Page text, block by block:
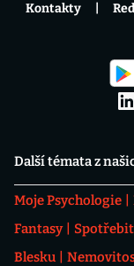
Další témata z
Moje Psychologie
Fantasy
Blesku
Kontakty